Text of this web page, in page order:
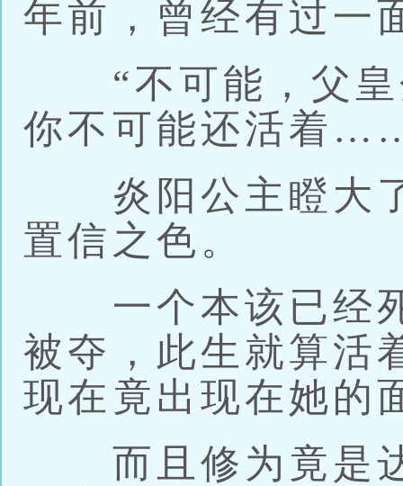
年前，曾经有过一
“不可能，父皇
你不可能还活着
炎阳公主瞪大了
置信之色。
一个本该已经死
被夺，此生就算活
现在竟出现在她的
而且修为竟是达